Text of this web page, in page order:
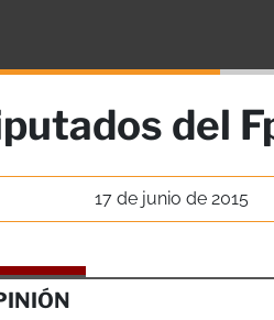
del
17 de junio de 2015